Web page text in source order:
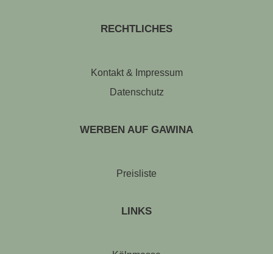
RECHTLICHES
Kontakt & Impressum
Datenschutz
WERBEN AUF GAWINA
Preisliste
LINKS